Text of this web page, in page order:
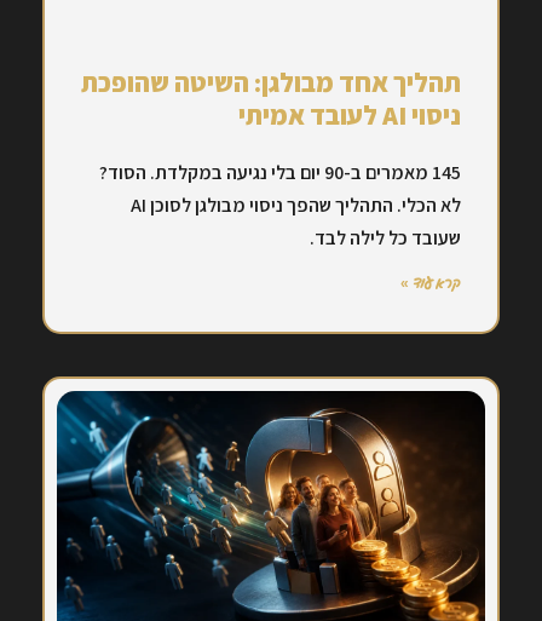
תהליך אחד מבולגן: השיטה שהופכת
ניסוי AI לעובד אמיתי
145 מאמרים ב-90 יום בלי נגיעה במקלדת. הסוד?
לא הכלי. התהליך שהפך ניסוי מבולגן לסוכן AI
שעובד כל לילה לבד.
קרא עוד »